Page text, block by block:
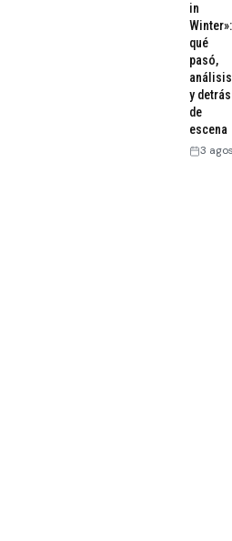
in
Winter»:
qué
pasó,
análisis
y detrás
de
escena
3